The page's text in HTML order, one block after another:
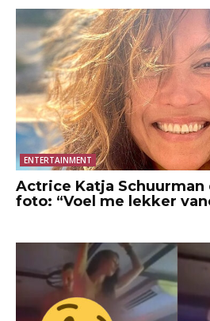
ENTERTAINMENT
Actrice Katja Schuurman
foto: “Voel me lekker